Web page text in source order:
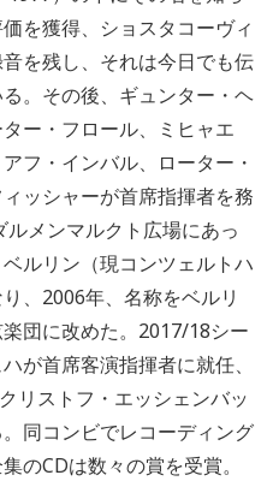
を獲得、ショスタコーヴィ
を残し、それは今日でも伝
。その後、ギュンター・ヘ
ー・フロール、ミヒャエ
フ・インバル、ローター・
ッシャーが首席指揮者を務
メンマルクト広場にあっ
ルリン（現コンツェルトハ
、 2006年、名称をベルリ
団に改めた。 2017/18シー
が首席客演指揮者に就任、
リストフ・エッシェンバッ
同コンビでレコーディング
のCDは数々の賞を受賞。